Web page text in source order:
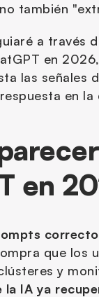
también
a través
en
las señales
en
en
que los
y
la IA ya